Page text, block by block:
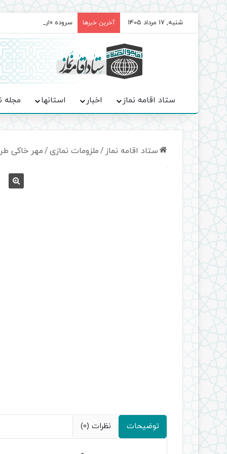
شنبه, 17 مرداد 1405 آخرین خبرها سروده‌ «اربعین»؛ روایت
ستاد اقامه نماز اخبار استانها مجله
ستاد اقامه نماز /ملزومات نمازی/مهر خاکی طرح
توضیحات نظرات (0)